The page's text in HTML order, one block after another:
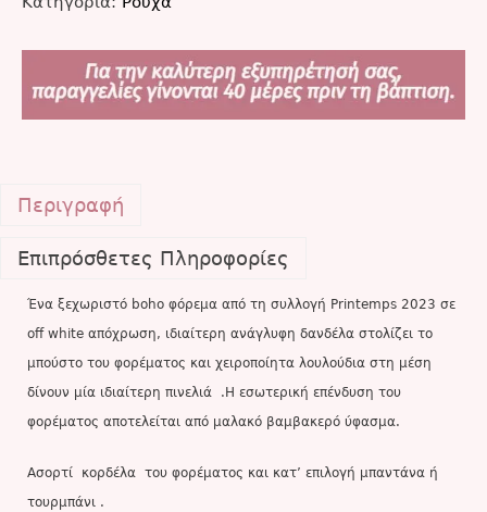
Περιγραφή
Επιπρόσθετες Πληροφορίες
Ένα ξεχωριστό boho φόρεμα από τη συλλογή Printemps 2023 σε
off white απόχρωση, ιδιαίτερη ανάγλυφη δανδέλα στολίζει το
μπούστο του φορέματος και χειροποίητα λουλούδια στη μέση
δίνουν μία ιδιαίτερη πινελιά .Η εσωτερική επένδυση του
φορέματος αποτελείται από μαλακό βαμβακερό ύφασμα.
Ασορτί κορδέλα του φορέματος και κατ’ επιλογή μπαντάνα ή
τουρμπάνι .